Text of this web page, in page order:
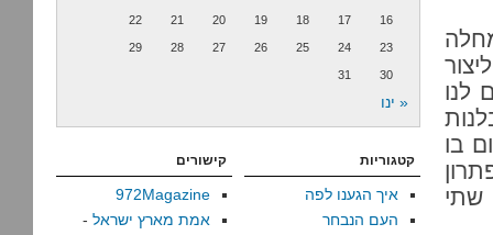
לנו
בו
שתי
16
17
18
19
20
21
22
23
24
25
26
27
28
29
30
31
« ינו
קטגוריות
איך הגענו לפה
העם הנבחר
קישורים
972Magazine
אמת מארץ ישראל -